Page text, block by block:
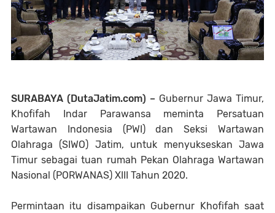
SURABAYA (DutaJatim.com) – Gubernur Jawa Timur,
Khofifah Indar Parawansa meminta Persatuan
Wartawan Indonesia (PWI) dan Seksi Wartawan
Olahraga (SIWO) Jatim, untuk menyukseskan Jawa
Timur sebagai tuan rumah Pekan Olahraga Wartawan
Nasional (PORWANAS) XIII Tahun 2020.
Permintaan itu disampaikan Gubernur Khofifah saat